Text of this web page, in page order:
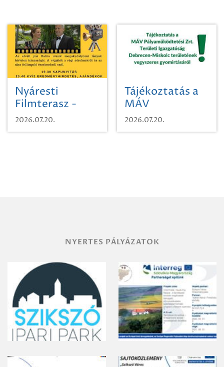
Nyáresti
Filmterasz -
Beugró a
Paradicsomba
2026.07.20.
Tájékoztatás a
MÁV
Pályaműködtetési
Zrt. Területi
2026.07.20.
NYERTES PÁLYÁZATOK